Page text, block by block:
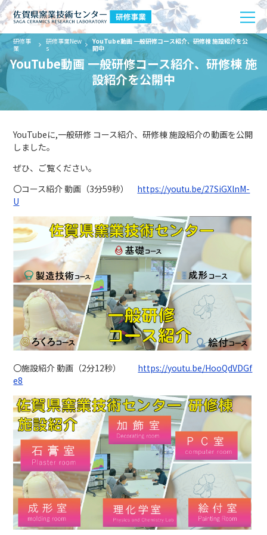
研修事
業
研修事業New
s
YouTube動画 一般研修コース紹介、研修棟 施設紹介を公
開中
YouTube動画 一般研修コース紹介、研修棟 施
設紹介を公開中
YouTubeに,一般研修 コース紹介、研修棟 施設紹介の動画を公開
しました。
ぜひ、ご覧ください。
〇コース紹介 動画（3分59秒） https://youtu.be/27SiGXlnM-
U
〇施設紹介 動画（2分12秒） https://youtu.be/HooQdVDGf
e8